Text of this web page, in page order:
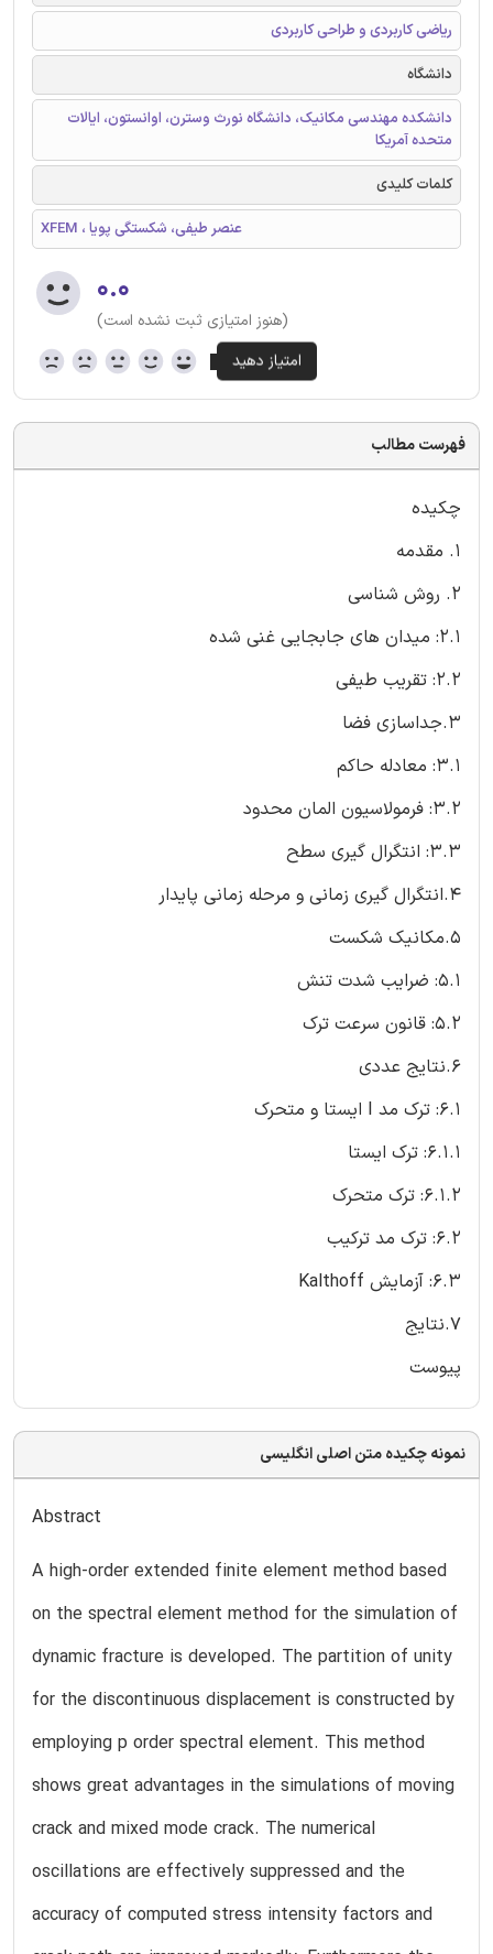
ریاضی کاربردی و طراحی کاربردی
دانشگاه
دانشکده مهندسی مکانیک، دانشگاه نورث وسترن، اوانستون، ایالات
متحده آمریکا
کلمات کلیدی
XFEM ، عنصر طیفی، شکستگی پویا
۰.۰
(هنوز امتیازی ثبت نشده است)
فهرست مطالب
چکیده
1. مقدمه
2. روش شناسی
2.1: میدان های جابجایی غنی شده
2.2: تقریب طیفی
3.جداسازی فضا
3.1: معادله حاکم
3.2: فرمولاسیون المان محدود
3.3: انتگرال گیری سطح
4.انتگرال گیری زمانی و مرحله زمانی پایدار
5.مکانیک شکست
5.1: ضرایب شدت تنش
5.2: قانون سرعت ترک
6.نتایج عددی
6.1: ترک مد I ایستا و متحرک
6.1.1: ترک ایستا
6.1.2: ترک متحرک
6.2: ترک مد ترکیب
6.3: آزمایش Kalthoff
7.نتایج
پیوست
نمونه چکیده متن اصلی انگلیسی
Abstract
A high-order extended finite element method based
on the spectral element method for the simulation of
dynamic fracture is developed. The partition of unity
for the discontinuous displacement is constructed by
employing p order spectral element. This method
shows great advantages in the simulations of moving
crack and mixed mode crack. The numerical
oscillations are effectively suppressed and the
accuracy of computed stress intensity factors and